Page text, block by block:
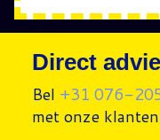
Direct
Bel +31 076-
met onze